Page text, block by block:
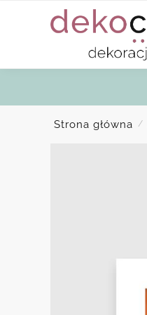
Strona główna /